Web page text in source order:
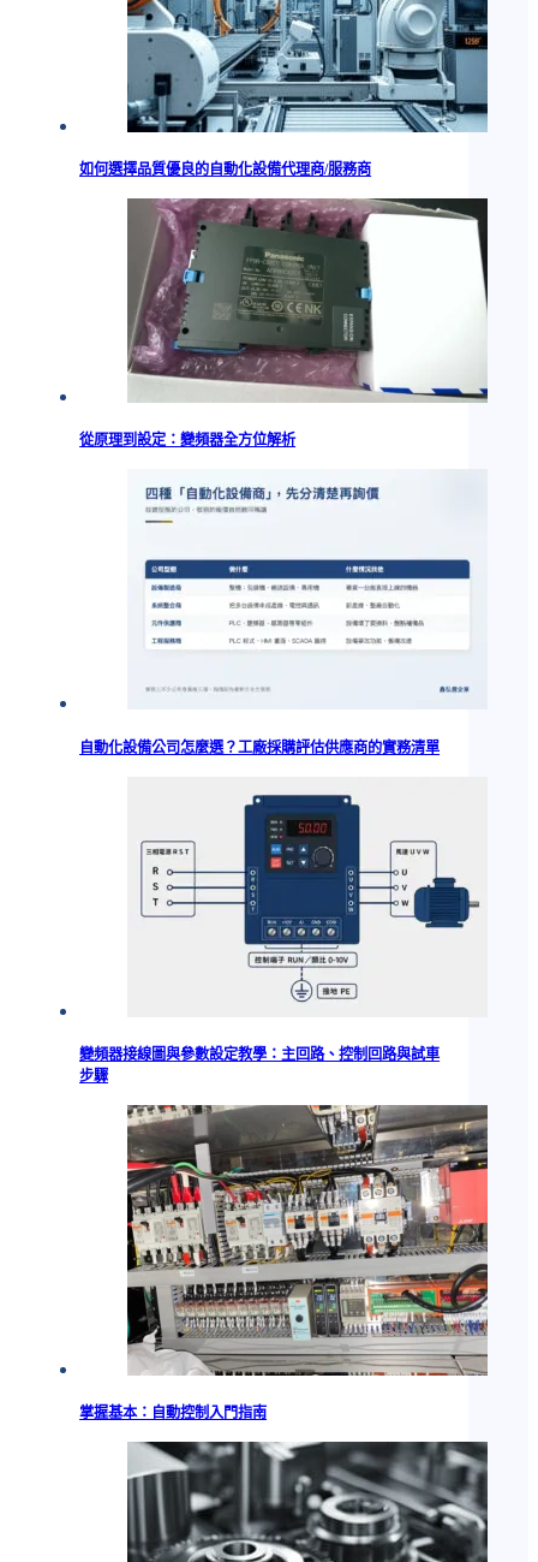
如何選擇品質優良的自動化設備代理商/服務商
從原理到設定：變頻器全方位解析
自動化設備公司怎麼選？工廠採購評估供應商的實務清單
變頻器接線圖與參數設定教學：主回路、控制回路與試車
步驟
掌握基本：自動控制入門指南